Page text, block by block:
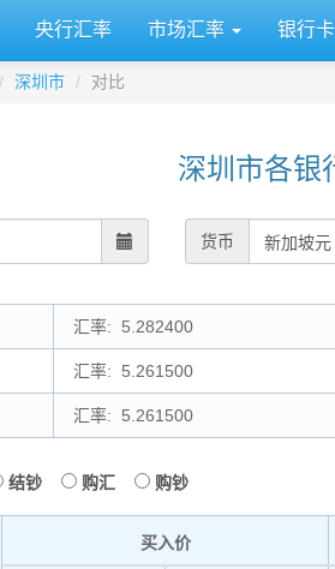
央行汇率 市场汇率 银行
深圳市 对比
深圳市各
货币
汇率: 5.282400
汇率: 5.261500
汇率: 5.261500
结钞 购汇 购钞
买入价